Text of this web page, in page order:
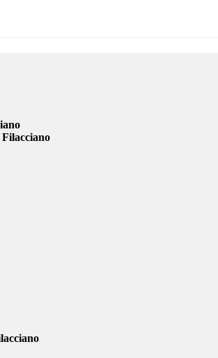
Filacciano